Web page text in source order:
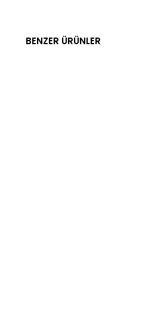
BENZER ÜRÜNLER